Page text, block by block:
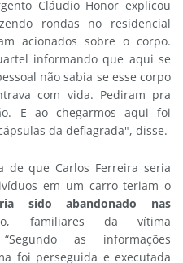
Cláudio Honor explicou
rondas no residencial
acionados sobre o corpo.
informando que aqui se
não sabia se esse corpo
com vida. Pediram pra
E ao chegarmos aqui foi
da deflagrada", disse.
de que Carlos Ferreira seria
em um carro teriam o
sido abandonado nas
familiares da vítima
as informações
foi perseguida e executada